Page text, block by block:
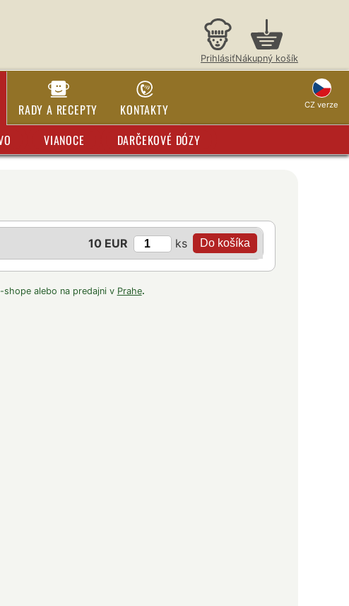
PrihlásiťNákupný košík
RADY A RECEPTY KONTAKTY CZ verze
VIANOCE DARČEKOVÉ DÓZY
10 EUR ks
alebo na predajni v Prahe.